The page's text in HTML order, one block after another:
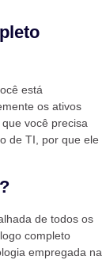
está
os ativos
você precisa
de TI, por que ele
de todos os
completo
empregada na